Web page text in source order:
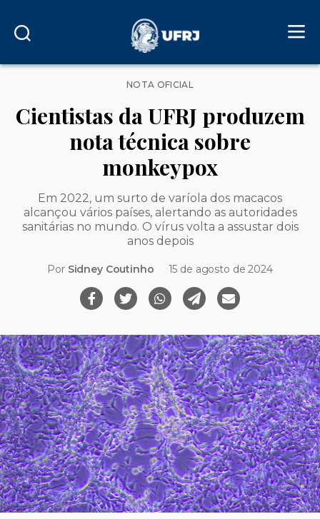
Categorias
NOTA OFICIAL
Cientistas da UFRJ produzem
nota técnica sobre
monkeypox
Em 2022, um surto de varíola dos macacos
alcançou vários países, alertando as autoridades
sanitárias no mundo. O vírus volta a assustar dois
anos depois
Por Sidney Coutinho 15 de agosto de 2024